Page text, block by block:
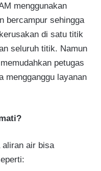
menggunakan
bercampur sehingga
di satu titik
seluruh titik. Namun
petugas
mengganggu layanan
aliran air bisa